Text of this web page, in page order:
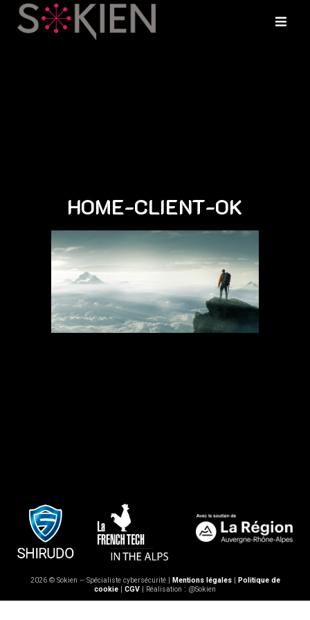
HOME-CLIENT-OK
2026 © Sokien – Spécialiste cybersécurité | Mentions légales| Politique de
cookie | CGV | Réalisation : @Sokien